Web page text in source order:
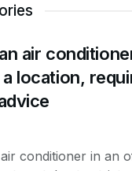
air
location,
conditioner in an